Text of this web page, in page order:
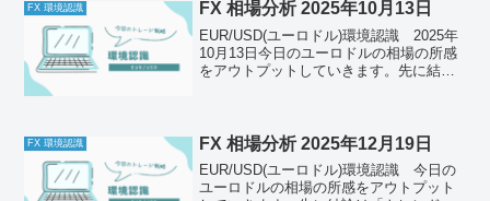
さい。今日の体調...
FX 環境認識 FX 相場分析 2025年10月13日
EUR/USD(ユーロドル)環境認識 2025年
10月13日今日のユーロドルの相場の所感
をアウトプットしていきます。先に結論
ください...
FX 環境認識 FX 相場分析 2025年12月19日
EUR/USD(ユーロドル)環境認識 今日の
ユーロドルの相場の所感をアウトプット